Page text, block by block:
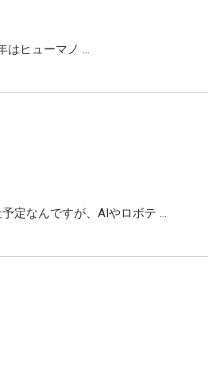
はヒューマノ …
定なんですが、AIやロボテ …